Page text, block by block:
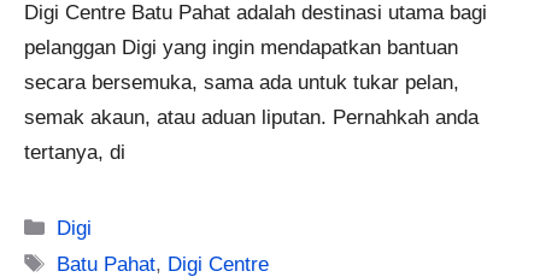
Digi Centre Batu Pahat adalah destinasi utama bagi
pelanggan Digi yang ingin mendapatkan bantuan
secara bersemuka, sama ada untuk tukar pelan,
semak akaun, atau aduan liputan. Pernahkah anda
tertanya, di
Categories
Digi
Tags
Batu Pahat, Digi Centre